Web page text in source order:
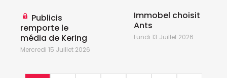
Publicis
remporte le
média de Kering
Mercredi 15 Juillet 2026
Immobel choisit
Ants
Lundi 13 Juillet 2026